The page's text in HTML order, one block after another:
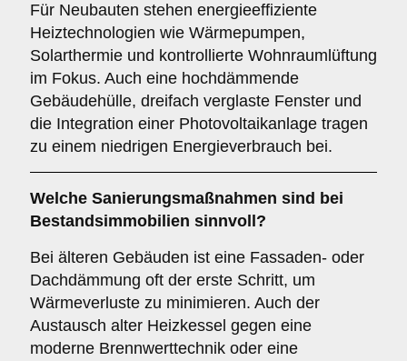
Für Neubauten stehen energieeffiziente
Heiztechnologien wie Wärmepumpen,
Solarthermie und kontrollierte Wohnraumlüftung
im Fokus. Auch eine hochdämmende
Gebäudehülle, dreifach verglaste Fenster und
die Integration einer Photovoltaikanlage tragen
zu einem niedrigen Energieverbrauch bei.
Welche Sanierungsmaßnahmen sind bei
Bestandsimmobilien sinnvoll?
Bei älteren Gebäuden ist eine Fassaden- oder
Dachdämmung oft der erste Schritt, um
Wärmeverluste zu minimieren. Auch der
Austausch alter Heizkessel gegen eine
moderne Brennwerttechnik oder eine